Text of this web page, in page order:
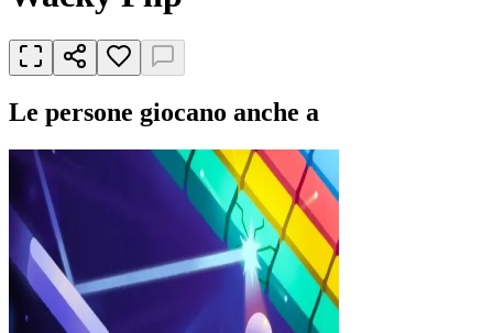
Le persone giocano anche a